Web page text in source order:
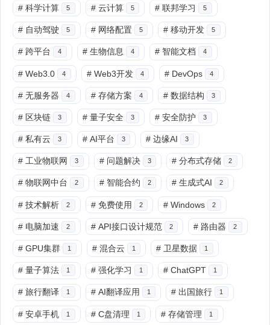
# 科学计算 5 # 云计算 5 # 联邦学习 5
# 自动驾驶 5 # 网络配置 5 # 移动开发 5
# 跨平台 4 # 生物信息 4 # 智能文档 4
# Web3.0 4 # Web3开发 4 # DevOps 4
# 无服务器 4 # 存储方案 4 # 数据结构 3
# 区块链 3 # 量子安全 3 # 安全防护 3
# 私有云 3 # AI平台 3 # 边缘AI 3
# 工业物联网 3 # 问题解决 3 # 分布式存储 2
# 物联网中台 2 # 智能合约 2 # 生成式AI 2
# 技术解析 2 # 免费使用 2 # Windows 2
# 电脑加速 2 # API接口设计规范 2 # 路由器 2
# GPU集群 1 # 混合云 1 # 卫星数据 1
# 量子算法 1 # 强化学习 1 # ChatGPT 1
# 旅行翻译 1 # AI翻译应用 1 # 出国旅行 1
# 安卓手机 1 # C盘清理 1 # 存储管理 1